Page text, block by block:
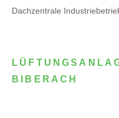
Dachzentrale
BIBERACH